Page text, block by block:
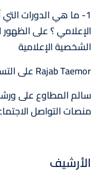
1- ما هي الدورات
الإعلامي ؟علىالظهور
الشخصية الإعلامية
Rajab Taemor على
سالم المطاوععلى
منصات التواصل
الأرشيف